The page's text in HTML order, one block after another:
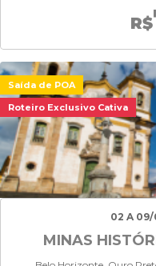
R$
Saída de POA
Roteiro Exclusivo Cativa
02 A
MINAS